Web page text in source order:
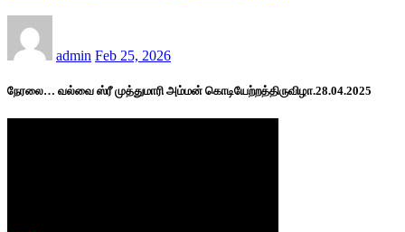
admin Feb 25, 2026
நேரலை… வல்வை ஸ்ரீ முத்துமாரி அம்மன் கொடியேற்றத்திருவிழா.28.04.2025